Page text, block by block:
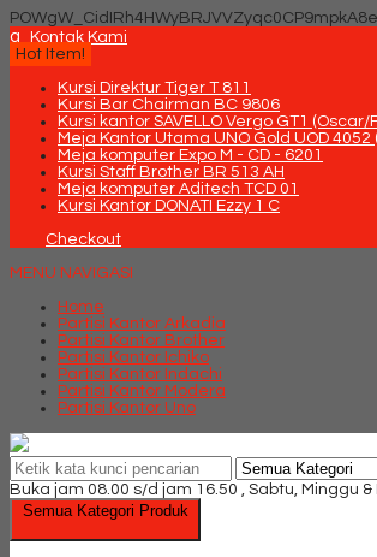
q
Kontak Kami
Hot Item!
Kursi Direktur Tiger T 811
Kursi Bar Chairman BC 9806
Kursi kantor SAVELLO Vergo GT1 (Oscar/
Meja Kantor Utama UNO Gold UOD 4052
Meja komputer Expo M - CD - 6201
Kursi Staff Brother BR 513 AH
Meja komputer Aditech TCD 01
Kursi Kantor DONATI Ezzy 1 C
Checkout
MENU NAVIGASI
Home
Partisi Kantor Arkadia
Partisi Kantor Brother
Partisi Kantor Ichiko
Partisi Kantor Indachi
Partisi Kantor Modera
Partisi Kantor Uno
Buka jam 08.00 s/d jam 16.50 , Sabtu, Minggu
Semua Kategori Produk